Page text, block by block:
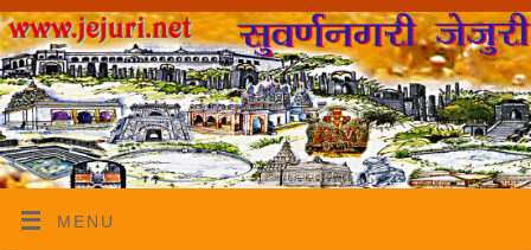
MENU